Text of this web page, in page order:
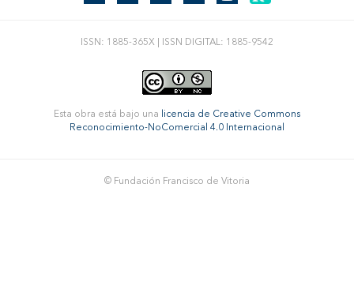
ISSN: 1885-365X | ISSN DIGITAL: 1885-9542
Esta obra está bajo una
licencia de Creative Commons
Reconocimiento-NoComercial 4.0 Internacional
© Fundación Francisco de Vitoria